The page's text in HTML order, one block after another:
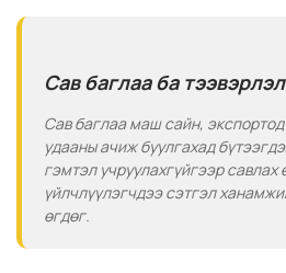
Сав баглаа ба
Сав баглаа маш сайн,
удааны ачиж буулгахад
гэмтэл учруулахгүйгээр савлах
үйлчлүүлэгчдээ сэтгэл
өгдөг.